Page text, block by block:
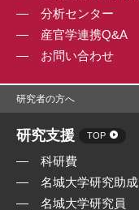
分析センター
産官学連携Q&A
お問い合わせ
研究者の方へ
研究支援 TOP
科研費
名城大学研究助成
名城大学研究員